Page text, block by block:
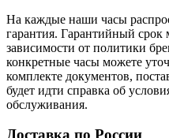
На каждые наши часы
гарантия. Гарантийный срок
зависимости от политики
конкретные часы можете
комплекте документов,
будет идти справка об
обслуживания.